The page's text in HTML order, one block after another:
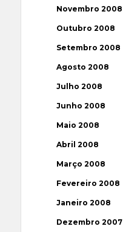
Novembro 2008
Outubro 2008
Setembro 2008
Agosto 2008
Julho 2008
Junho 2008
Maio 2008
Abril 2008
Março 2008
Fevereiro 2008
Janeiro 2008
Dezembro 2007